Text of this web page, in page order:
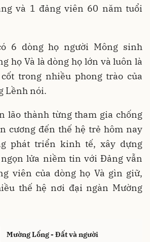
và 1 đảng viên 60 năm tuổi
6 dòng họ người Mông sinh
họ Và là dòng họ lớn và luôn là
trong nhiều phong trào của
Lềnh nói.
lão thành từng tham gia chống
cương đến thế hệ trẻ hôm nay
phát triển kinh tế, xây dựng
lửa niềm tin với Đảng vẫn
viên của dòng họ Và gìn giữ,
thế hệ nơi đại ngàn Mường
Mường Lống - Đất và người